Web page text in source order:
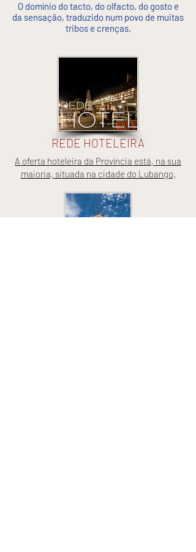
O domínio do tacto, do olfacto, do gosto e
da sensação, traduzido num povo de muitas
tribos e crenças.
REDE HOTELEIRA
A oferta hoteleira da Província está, na sua
maioria, situada na cidade do Lubango,